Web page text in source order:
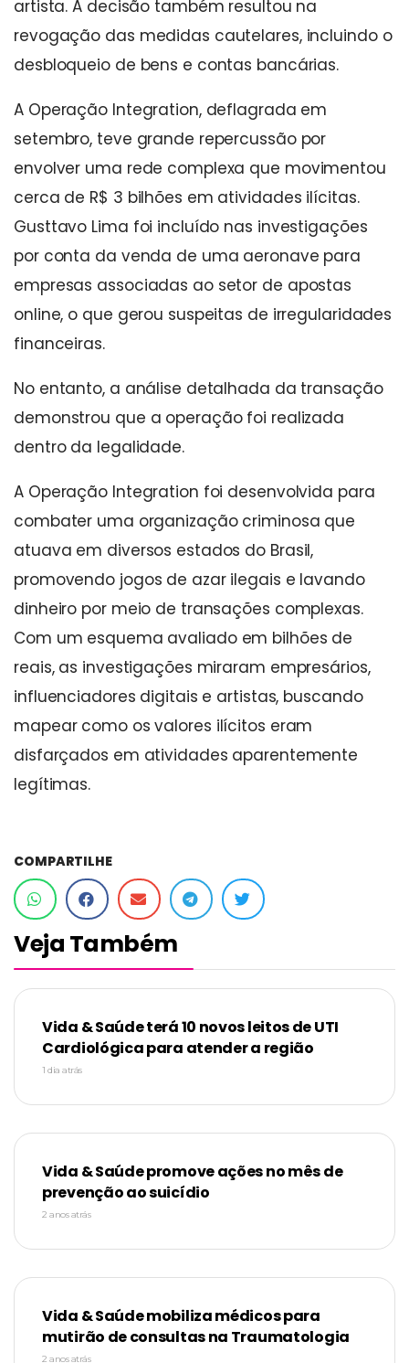
artista. A decisão também resultou na
revogação das medidas cautelares, incluindo o
desbloqueio de bens e contas bancárias.
A Operação Integration, deflagrada em
setembro, teve grande repercussão por
envolver uma rede complexa que movimentou
cerca de R$ 3 bilhões em atividades ilícitas.
Gusttavo Lima foi incluído nas investigações
por conta da venda de uma aeronave para
empresas associadas ao setor de apostas
online, o que gerou suspeitas de irregularidades
financeiras.
No entanto, a análise detalhada da transação
demonstrou que a operação foi realizada
dentro da legalidade.
A Operação Integration foi desenvolvida para
combater uma organização criminosa que
atuava em diversos estados do Brasil,
promovendo jogos de azar ilegais e lavando
dinheiro por meio de transações complexas.
Com um esquema avaliado em bilhões de
reais, as investigações miraram empresários,
influenciadores digitais e artistas, buscando
mapear como os valores ilícitos eram
disfarçados em atividades aparentemente
legítimas.
COMPARTILHE
Veja Também
Vida & Saúde terá 10 novos leitos de UTI
Cardiológica para atender a região
1 dia atrás
Vida & Saúde promove ações no mês de
prevenção ao suicídio
2 anos atrás
Vida & Saúde mobiliza médicos para
mutirão de consultas na Traumatologia
2 anos atrás